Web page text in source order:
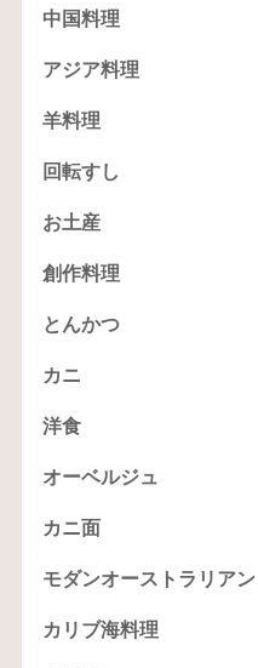
中国料理
アジア料理
羊料理
回転すし
お土産
創作料理
とんかつ
カニ
洋食
オーベルジュ
カニ面
モダンオーストラリアン
カリブ海料理